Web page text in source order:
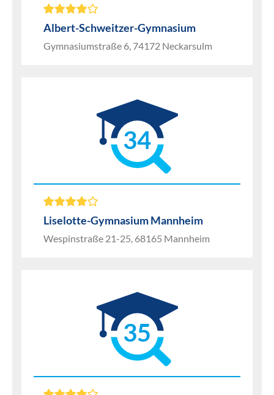
Albert-Schweitzer-Gymnasium
Gymnasiumstraße 6, 74172 Neckarsulm
34
Liselotte-Gymnasium Mannheim
Wespinstraße 21-25, 68165 Mannheim
35